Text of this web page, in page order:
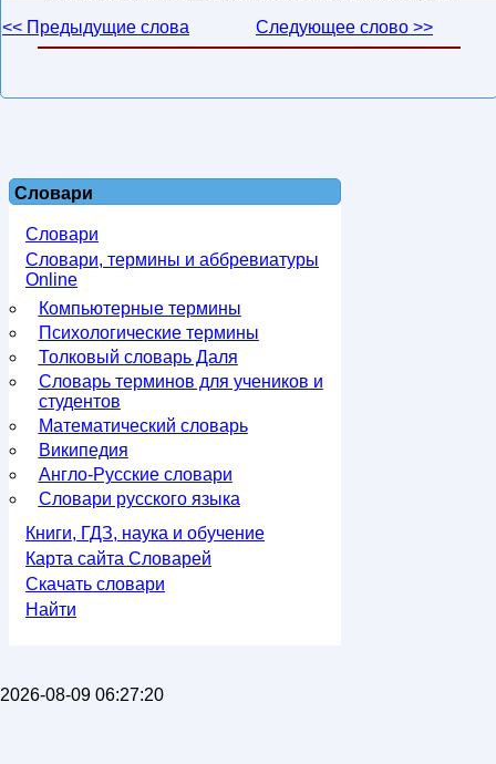
<< Предыдущие слова
Следующее слово >>
Словари
Словари
Словари, термины и аббревиатуры
Online
Компьютерные термины
Психологические термины
Толковый словарь Даля
Словарь терминов для учеников и
студентов
Математический словарь
Википедия
Англо-Русские словари
Словари русского языка
Книги, ГДЗ, наука и обучение
Карта сайта Словарей
Скачать словари
Найти
2026-08-09 06:27:20